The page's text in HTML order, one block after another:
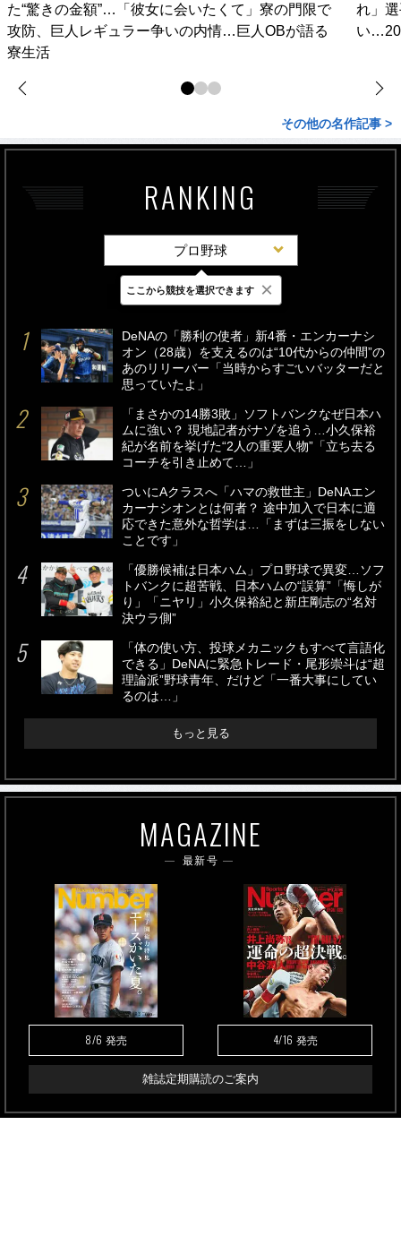
た“驚きの金額”…「彼女に会いたくて」寮の門限で
攻防、巨人レギュラー争いの内情…巨人OBが語る
寮生活
れ」
い
その他の名作記事 >
RANKING
プロ野球
最新 24時間 週間
DeNAの「勝利の使者」新4番・エンカーナシ
オン（28歳）を支えるのは“10代からの仲間”の
あのリリーバー「当時からすごいバッターだと
思っていたよ」
「まさかの14勝3敗」ソフトバンクなぜ日本ハ
ムに強い？ 現地記者がナゾを追う…小久保裕
紀が名前を挙げた“2人の重要人物”「立ち去る
コーチを引き止めて…」
ついにAクラスへ「ハマの救世主」DeNAエン
カーナシオンとは何者？ 途中加入で日本に適
応できた意外な哲学は…「まずは三振をしない
ことです」
「優勝候補は日本ハム」プロ野球で異変…ソフ
トバンクに超苦戦、日本ハムの“誤算”「悔しが
り」「ニヤリ」小久保裕紀と新庄剛志の“名対
決ウラ側”
「体の使い方、投球メカニックもすべて言語化
できる」DeNAに緊急トレード・尾形崇斗は“超
理論派”野球青年、だけど「一番大事にしてい
るのは…」
もっと見る
MAGAZINE
最新号
8/6 発売 4/16 発売
雑誌定期購読のご案内
ここから競技を選択できます ×